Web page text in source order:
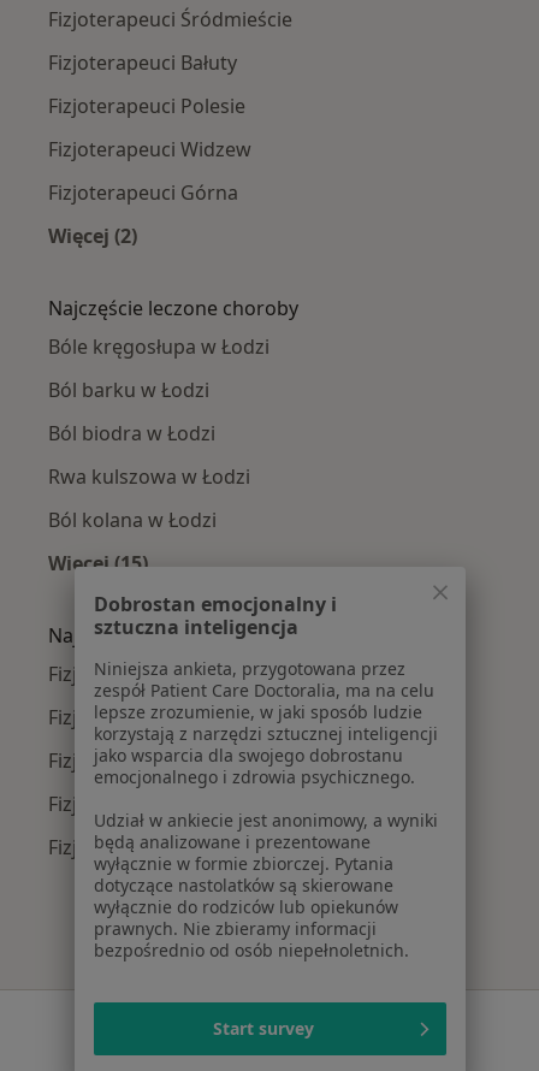
Fizjoterapeuci Śródmieście
Fizjoterapeuci Bałuty
Fizjoterapeuci Polesie
Fizjoterapeuci Widzew
Fizjoterapeuci Górna
Więcej (2)
Najczęście leczone choroby
Bóle kręgosłupa w Łodzi
Ból barku w Łodzi
Ból biodra w Łodzi
Rwa kulszowa w Łodzi
Ból kolana w Łodzi
Więcej (15)
Więcej w kategorii: Najczęście leczone
Najpopularniejsze ubezpieczenia
Fizjoterapeuci z Allianz w Łodzi
Fizjoterapeuci z PZU Zdrowie w Łodzi
Fizjoterapeuci z TU Zdrowie w Łodzi
Fizjoterapeuci z Compensa w Łodzi
Fizjoterapeuci z INTER Polska w Łodzi
Serwis
Dobrostan emocjonalny i
sztuczna inteligencja
Niniejsza ankieta, przygotowana przez
zespół Patient Care Doctoralia, ma na celu
lepsze zrozumienie, w jaki sposób ludzie
korzystają z narzędzi sztucznej inteligencji
jako wsparcia dla swojego dobrostanu
emocjonalnego i zdrowia psychicznego.
Udział w ankiecie jest anonimowy, a wyniki
będą analizowane i prezentowane
wyłącznie w formie zbiorczej. Pytania
dotyczące nastolatków są skierowane
wyłącznie do rodziców lub opiekunów
prawnych. Nie zbieramy informacji
bezpośrednio od osób niepełnoletnich.
Start survey